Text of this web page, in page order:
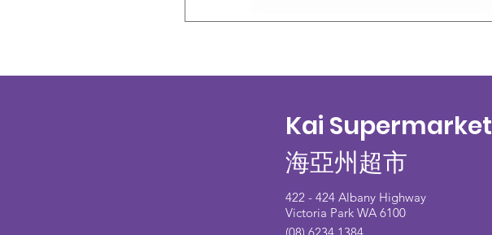
Kai Supermarket
海亞州超市
422 - 424 Albany Highway
Victoria Park WA 6100